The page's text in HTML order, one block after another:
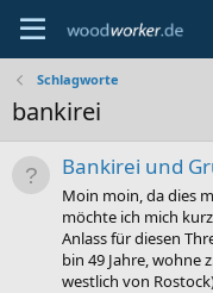
Schlagworte
bankirei
Bankirei und
Moin moin, da dies
möchte ich mich
Anlass für diesen
bin 49 Jahre, wohne
westlich von